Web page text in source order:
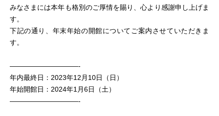
みなさまには本年も格別のご厚情を賜り、心より感謝申し上げま
す。
下記の通り、年末年始の開館についてご案内させていただきま
す。
——————————-
年内最終日：2023年12月10日（日）
年始開館日：2024年1月6日（土）
——————————-